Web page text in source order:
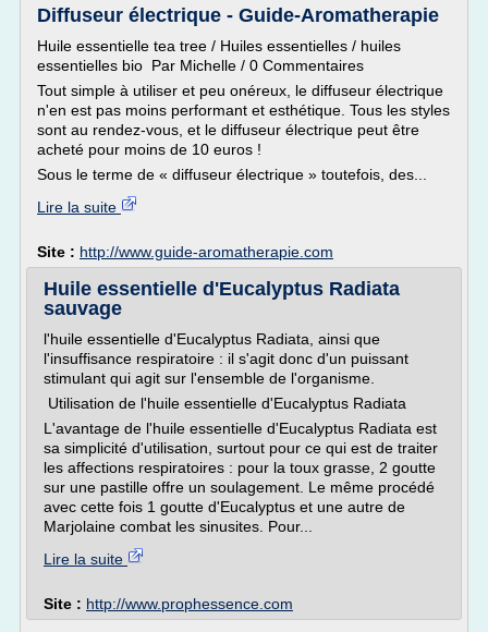
Diffuseur électrique - Guide-Aromatherapie
Huile essentielle tea tree / Huiles essentielles / huiles
essentielles bio Par Michelle / 0 Commentaires
Tout simple à utiliser et peu onéreux, le diffuseur électrique
n'en est pas moins performant et esthétique. Tous les styles
sont au rendez-vous, et le diffuseur électrique peut être
acheté pour moins de 10 euros !
Sous le terme de « diffuseur électrique » toutefois, des...
Lire la suite
Site : http://www.guide-aromatherapie.com
Huile essentielle d'Eucalyptus Radiata
sauvage
l'huile essentielle d'Eucalyptus Radiata, ainsi que
l'insuffisance respiratoire : il s'agit donc d'un puissant
stimulant qui agit sur l'ensemble de l'organisme.
Utilisation de l'huile essentielle d'Eucalyptus Radiata
L'avantage de l'huile essentielle d'Eucalyptus Radiata est
sa simplicité d'utilisation, surtout pour ce qui est de traiter
les affections respiratoires : pour la toux grasse, 2 goutte
sur une pastille offre un soulagement. Le même procédé
avec cette fois 1 goutte d'Eucalyptus et une autre de
Marjolaine combat les sinusites. Pour...
Lire la suite
Site : http://www.prophessence.com